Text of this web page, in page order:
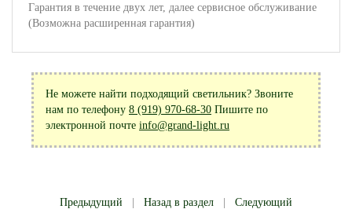
Гарантия в течение двух лет, далее сервисное обслуживание
(Возможна расширенная гарантия)
Не можете найти подходящий светильник? Звоните
нам по телефону 8 (919) 970-68-30 Пишите по
электронной почте info@grand-light.ru
Предыдущий Назад в раздел Следующий